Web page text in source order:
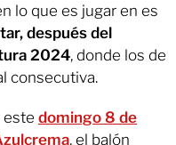
lo que es jugar en es
después del
2024, donde los de
consecutiva.
este domingo 8 de
, el balón